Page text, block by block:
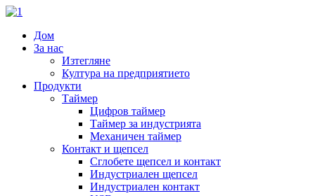
Дом
За нас
Изтегляне
Култура на предприятието
Продукти
Таймер
Цифров таймер
Таймер за индустрията
Механичен таймер
Контакт и щепсел
Сглобете щепсел и контакт
Индустриален щепсел
Индустриален контакт